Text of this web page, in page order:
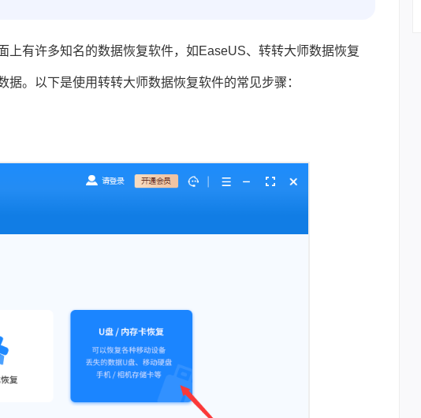
有许多知名的数据恢复软件，如EaseUS、转转大师数据恢复
。以下是使用转转大师数据恢复软件的常见步骤：